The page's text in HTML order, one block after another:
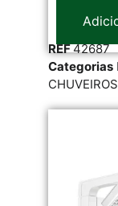
REF42687
Categorias